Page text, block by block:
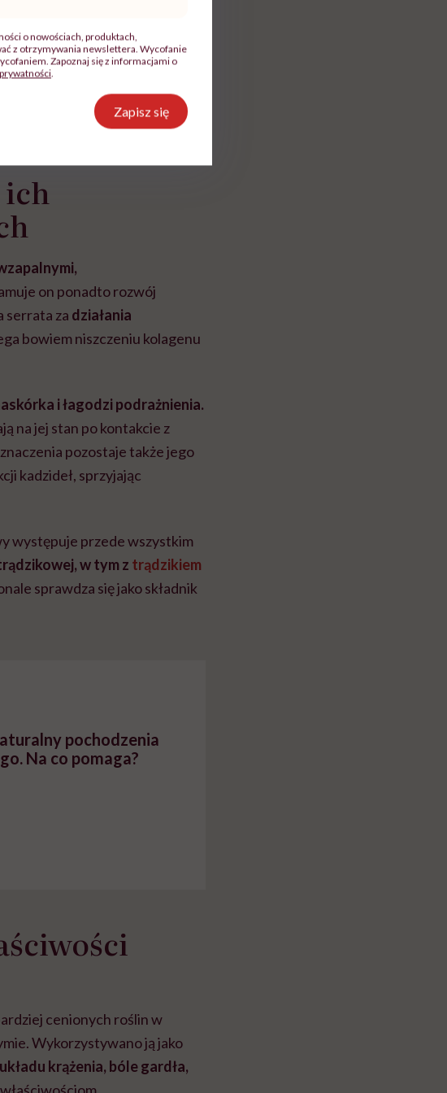
ich
on ponadto rozwój
serrata za działania
bowiem niszczeniu kolagenu
i łagodzi podrażnienia.
na jej stan po kontakcie z
pozostaje także jego
kadzideł, sprzyjając
występuje przede wszystkim
w tym z trądzikiem
sprawdza się jako składnik
pochodzenia
Na co pomaga?
cenionych roślin w
Wykorzystywano ją jako
krążenia, bóle gardła,
o nowościach, produktach,
z otrzymywania newslettera. Wycofanie
Zapoznaj się z informacjami o
.
Zapisz się